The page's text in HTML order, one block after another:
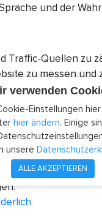
verwenden
Einstellungen
hier ändern. Einige
unsere
ALLE AKZEPTIEREN
und der
Traffic-Quellen zu
zu messen und
werden gesammelt
können